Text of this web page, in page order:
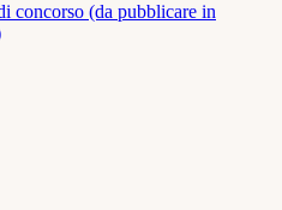
concorso (da pubblicare in